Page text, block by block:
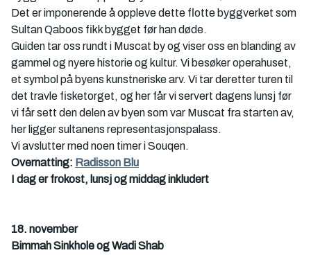
Det er imponerende å oppleve dette flotte byggverket som
Sultan Qaboos fikk bygget før han døde.
Guiden tar oss rundt i Muscat by og viser oss en blanding av
gammel og nyere historie og kultur. Vi besøker operahuset,
et symbol på byens kunstneriske arv. Vi tar deretter turen til
det travle fisketorget, og her får vi servert dagens lunsj før
vi får sett den delen av byen som var Muscat fra starten av,
her ligger sultanens representasjonspalass.
Vi avslutter med noen timer i Souqen.
Overnatting: Radisson Blu
I dag er frokost, lunsj og middag inkludert
18. november
Bimmah Sinkhole og Wadi Shab